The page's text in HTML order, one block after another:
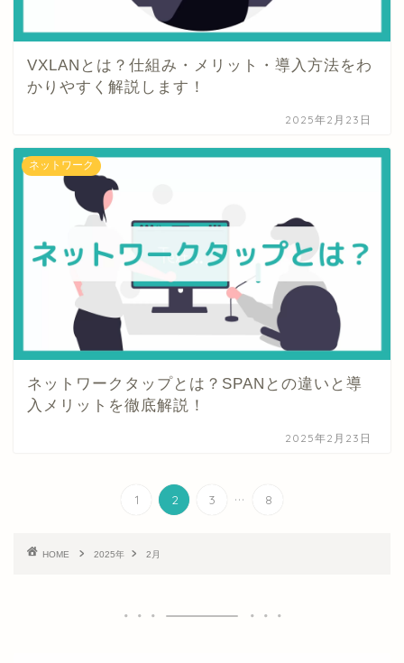
VXLANとは？仕組み・メリット・導入方法をわ
かりやすく解説します！
2025年2月23日
ネットワーク
ネットワークタップとは？SPANとの違いと導
入メリットを徹底解説！
2025年2月23日
1 2 3 ... 8
HOME 2025年 2月